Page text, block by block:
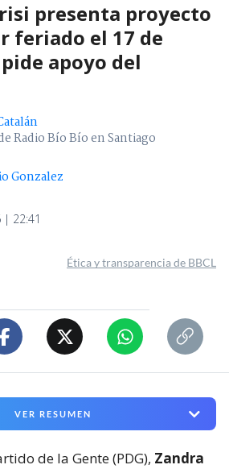
presenta proyecto
feriado el 17 de
apoyo del
Radio Bío Bío en Santiago
Gonzalez
| 22:41
Ética y transparencia de BBCL
VER RESUMEN
de la Gente (PDG), Zandra